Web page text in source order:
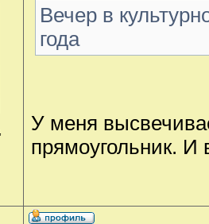
Вечер в
года
У меня
прямоугольник.